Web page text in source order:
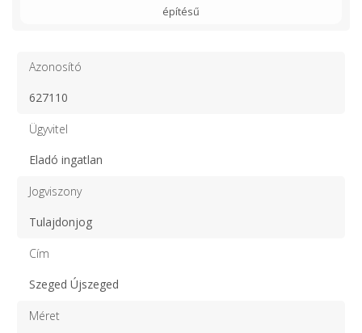
építésű
Azonosító
627110
Ügyvitel
Eladó ingatlan
Jogviszony
Tulajdonjog
Cím
Szeged Újszeged
Méret